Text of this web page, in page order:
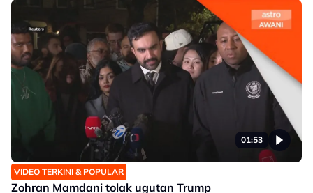
01:53
VIDEO TERKINI & POPULAR
Zohran Mamdani tolak ugutan Trump